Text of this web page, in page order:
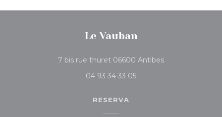
Le Vauban
7 bis rue thuret 06600 Antibes((abre en una
04 93 34 33 05
RESERVA